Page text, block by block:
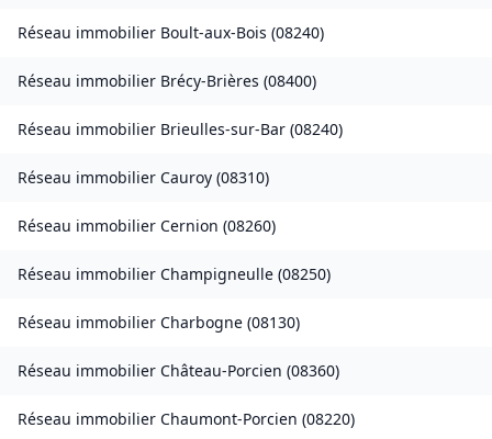
Réseau immobilier Boult-aux-Bois (08240)
Réseau immobilier Brécy-Brières (08400)
Réseau immobilier Brieulles-sur-Bar (08240)
Réseau immobilier Cauroy (08310)
Réseau immobilier Cernion (08260)
Réseau immobilier Champigneulle (08250)
Réseau immobilier Charbogne (08130)
Réseau immobilier Château-Porcien (08360)
Réseau immobilier Chaumont-Porcien (08220)